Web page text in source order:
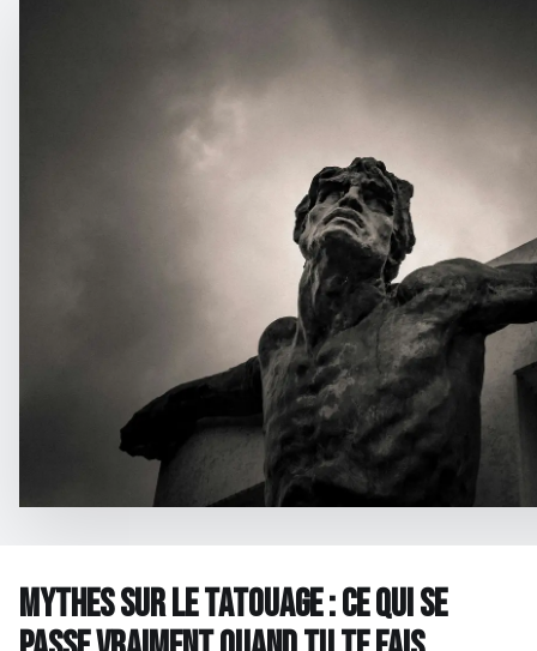
Guides & Inspiration
Contactez Nous
MYTHES SUR LE TATOUAGE : CE QUI SE